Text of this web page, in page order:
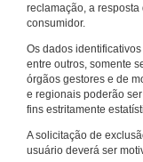
reclamação, a
consumidor.
Os dados
entre outros, somente
órgãos gestores e de
e regionais poderão
fins estritamente
A solicitação de
usuário deverá ser